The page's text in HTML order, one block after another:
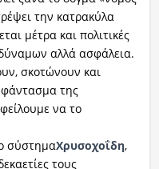
την κατρακύλα
μέτρα και πολιτικές
αλλά ασφάλεια.
σκοτώνουν και
της
να το
σύστημαΧρυσοχοΐδη,
τους